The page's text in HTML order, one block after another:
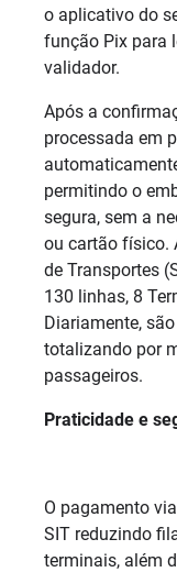
o aplicativo do
função Pix para
validador.
Após a
processada em
permitindo o
segura, sem a
ou cartão físico.
de Transportes
130 linhas, 8
Diariamente,
totalizando por
passageiros.
Praticidade e
O pagamento
SIT reduzindo
terminais, além